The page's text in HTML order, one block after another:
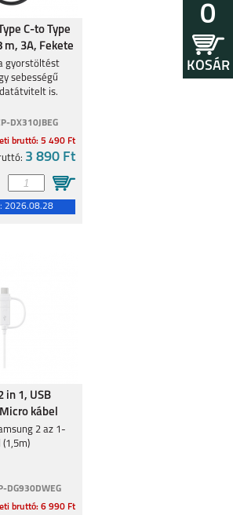
C-to Type
m, 3A, Fekete
gyorstöltést
sebességű
is.
DX310JBEG
bruttó: 5 490 Ft
3 890 Ft
2026.08.28
in 1, USB
kábel
2 az 1-
(1,5m)
DG930DWEG
bruttó: 6 990 Ft
0
KOSÁR